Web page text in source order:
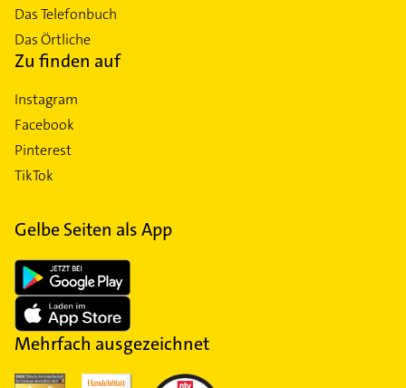
Das Telefonbuch
Das Örtliche
Zu finden auf
Instagram
Facebook
Pinterest
TikTok
Gelbe Seiten als App
Mehrfach ausgezeichnet